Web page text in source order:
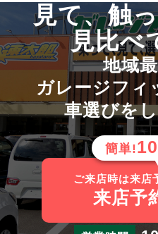
見て、触
見比べ
地域
ガレージフィ
車選びを
簡単!10
ご来店時は来店
来店予